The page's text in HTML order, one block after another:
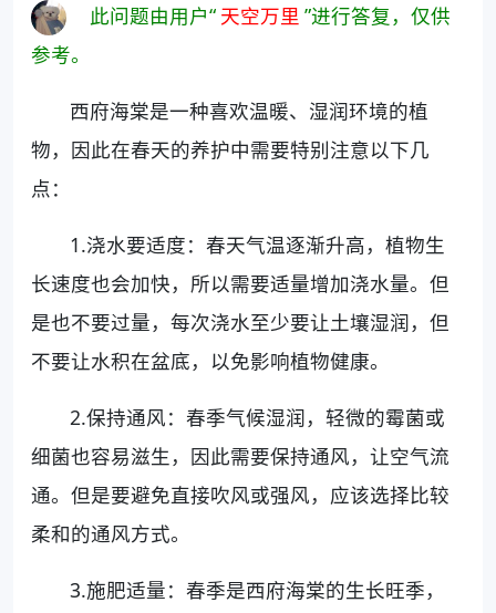
此问题由用户“ 天空万里 ”进行答复，仅供
参考。
西府海棠是一种喜欢温暖、湿润环境的植
物，因此在春天的养护中需要特别注意以下几
点：
1.浇水要适度：春天气温逐渐升高，植物生
长速度也会加快，所以需要适量增加浇水量。但
是也不要过量，每次浇水至少要让土壤湿润，但
不要让水积在盆底，以免影响植物健康。
2.保持通风：春季气候湿润，轻微的霉菌或
细菌也容易滋生，因此需要保持通风，让空气流
通。但是要避免直接吹风或强风，应该选择比较
柔和的通风方式。
3.施肥适量：春季是西府海棠的生长旺季，